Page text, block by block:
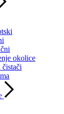
okolice
čistači